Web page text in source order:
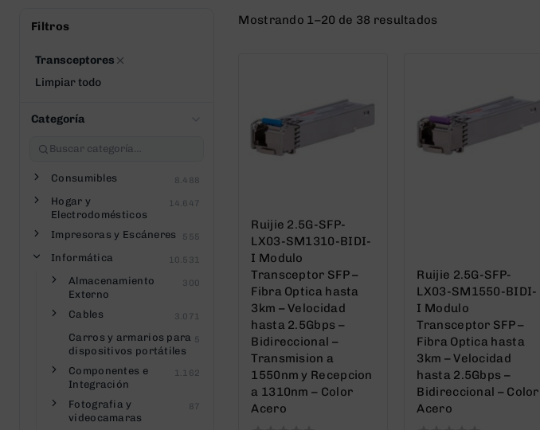
Mostrando 1–20 de 38 resultados
Ruijie 2.5G-SFP-
LX03-SM1310-BIDI-
I Modulo
Transceptor SFP –
Fibra Optica hasta
3km – Velocidad
hasta 2.5Gbps –
Bidireccional –
Transmision a
1550nm y Recepcion
a 1310nm – Color
Acero
Ruijie 2.5G-SFP-
LX03-SM1550-BIDI-
I Modulo
Transceptor SFP –
Fibra Optica hasta
3km – Velocidad
hasta 2.5Gbps –
Bidireccional – Color
Acero
Filtros
Transceptores
Limpiar todo
Categoría
Consumibles 8.488
Hogar y
Electrodomésticos
14.647
Impresoras y Escáneres 555
Informática 10.531
Almacenamiento
Externo
300
Cables 3.071
Carros y armarios para
dispositivos portátiles
5
Componentes e
Integración
1.162
Fotografia y
videocamaras
87